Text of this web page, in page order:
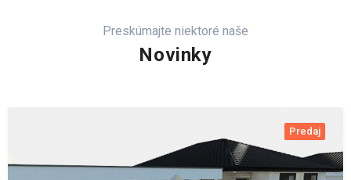
Preskúmajte niektoré naše
Novinky
Predaj